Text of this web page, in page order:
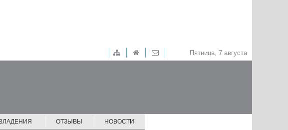
Пятница, 7 августа
ОТЗЫВЫ НОВОСТИ